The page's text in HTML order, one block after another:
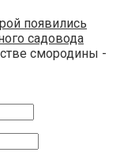
появились
садовода
смородины -